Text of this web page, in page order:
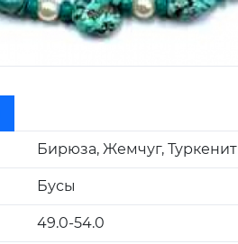
Бирюза, Жемчуг, Туркенит
Бусы
49.0-54.0